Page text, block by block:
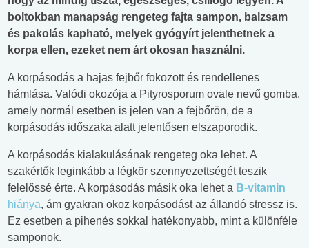
boltokban manapság rengeteg fajta sampon, balzsam
és pakolás kapható, melyek gyógyírt jelenthetnek a
korpa ellen, ezeket nem árt okosan használni.
A korpásodás a hajas fejbőr fokozott és rendellenes
hámlása. Valódi okozója a Pityrosporum ovale nevű gomba,
amely normál esetben is jelen van a fejbőrön, de a
korpásodás időszaka alatt jelentősen elszaporodik.
A korpásodás kialakulásának rengeteg oka lehet. A
szakértők leginkább a légkör szennyezettségét teszik
felelőssé érte. A korpásodás másik oka lehet a B-vitamin
hiánya, ám gyakran okoz korpásodást az állandó stressz is.
Ez esetben a pihenés sokkal hatékonyabb, mint a különféle
samponok.